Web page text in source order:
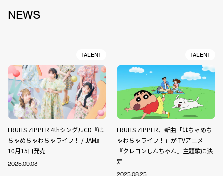
NEWS
TALENT
FRUITS ZIPPER 4thシングルCD『は
ちゃめちゃわちゃライフ！ / JAM』
10月15日発売
2025.09.03
TALENT
FRUITS ZIPPER、新曲「はちゃめち
ゃわちゃライフ！」が TVアニメ
『クレヨンしんちゃん』主題歌に決
定
2025.08.25